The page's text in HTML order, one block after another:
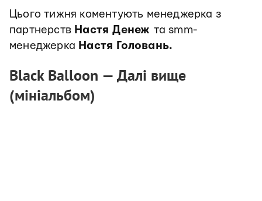
Цього тижня коментують менеджерка з
партнерств Настя Денеж та smm-
менеджерка Настя Головань.
Black Balloon — Далі вище
(мініальбом)